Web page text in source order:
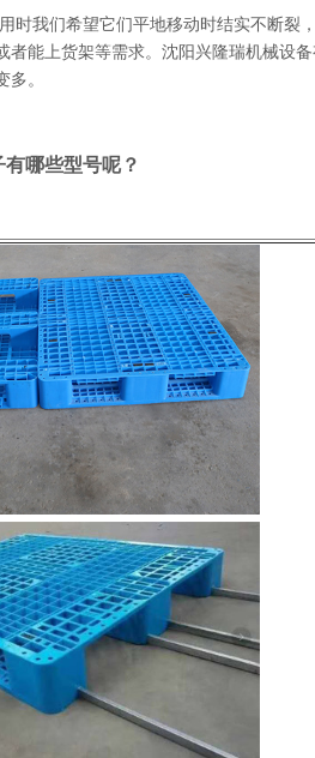
时我们希望它们平地移动时结实不断
者能上货架等需求。沈阳兴隆瑞机械设
。
哪些型号呢？